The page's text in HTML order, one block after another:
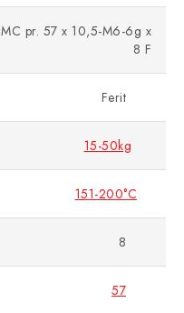
MC pr. 57 x 10,5-M6-6g x
8 F
Ferit
15-50kg
151-200°C
8
57